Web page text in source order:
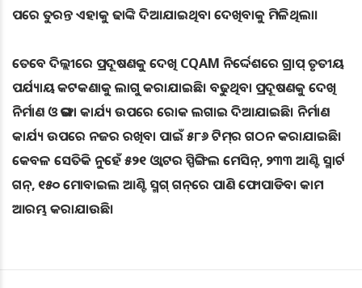
ପରେ ତୁରନ୍ତ ଏହାକୁ ଢାଙ୍କି ଦିଆଯାଇଥିବା ଦେଖିବାକୁ ମିଳିଥିଲା।
ତେବେ ଦିଲ୍ଲୀରେ ପ୍ରଦୂଷଣକୁ ଦେଖି CQAM ନିର୍ଦ୍ଦେଶରେ ଗ୍ରାପ୍‌ ତୃତୀୟ
ପର୍ଯ୍ୟାୟ କଟକଣାକୁ ଲାଗୁ କରାଯାଇଛି। ବଢୁଥିବା ପ୍ରଦୂଷଣକୁ ଦେଖି
ନିର୍ମାଣ ଓ ଭଙ୍ଗା କାର୍ଯ୍ୟ ଉପରେ ରୋକ ଲଗାଇ ଦିଆଯାଇଛି। ନିର୍ମାଣ
କାର୍ଯ୍ୟ ଉପରେ ନଜର ରଖିବା ପାଇଁ ୫୮୬ ଟିମ୍‌ର ଗଠନ କରାଯାଇଛି।
କେବଳ ସେତିକି ନୁହେଁ ୫୨୧ ଓ୍ବାଟର ସ୍ପିଙ୍ଗିଲ ମେସିନ୍, ୨୩୩ ଆଣ୍ଟି ସ୍ମାର୍ଟ
ଗନ୍, ୧୫୦ ମୋବାଇଲ ଆଣ୍ଟି ସ୍ମଗ୍ ଗନ୍‌ରେ ପାଣି ଫୋପାଡିବା କାମ
ଆରମ୍ଭ କରାଯାଉଛି।